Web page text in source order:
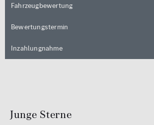
Kleinwagen
Kraftstoff
ALLE
jung@smart
Qualitätssiegel
Fahrzeugbewertung
Bewertungstermin
Inzahlungnahme
Junge Sterne